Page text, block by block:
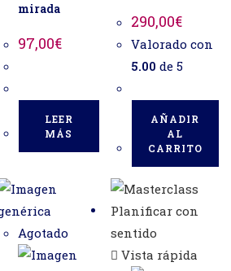
mirada
97,00€
LEER
MÁS
290,00€
Valorado con
5.00 de 5
AÑADIR
AL
CARRITO
Agotado
Vista rápida